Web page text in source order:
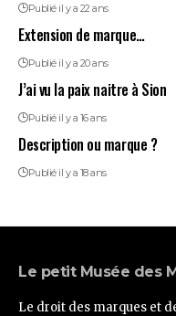
Publié il y a 22 ans
Extension de marque…
Publié il y a 20 ans
J’ai vu la paix naitre à Sion
Publié il y a 16 ans
Description ou marque ?
Publié il y a 18 ans
Le petit Musée des
Le droit des marques et